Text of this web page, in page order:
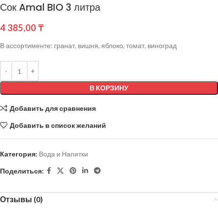
Сок Amal BIO 3 литра
4 385,00 ₸
В ассортименте: гранат, вишня, яблоко, томат, виноград
В КОРЗИНУ
Добавить для сравнения
Добавить в список желаний
Категория: Вода и Напитки
Поделиться:
Отзывы (0)